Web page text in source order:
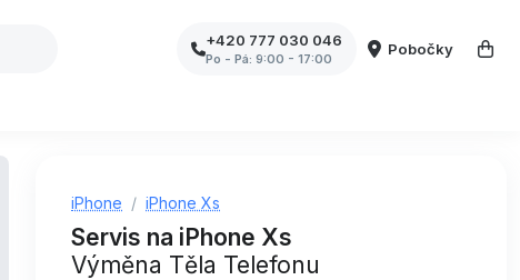
+420 777 030 046
Po - Pá: 9:00 - 17:00
Pobočky
iPhone iPhone Xs
Servis na iPhone Xs
Výměna Těla Telefonu